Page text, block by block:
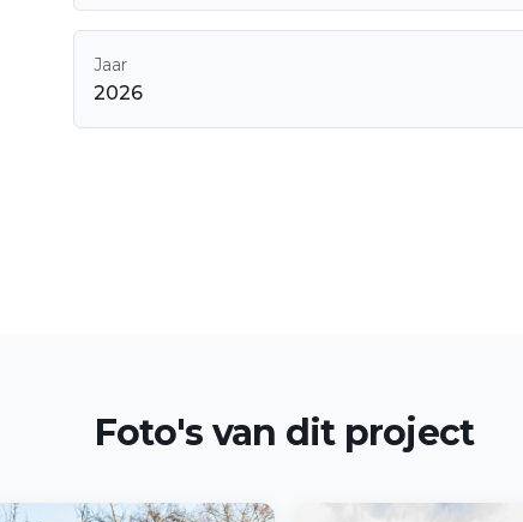
Jaar
2026
Foto's van dit project